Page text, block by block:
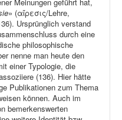
» (αἵρεσις/Lehre,
Ursprünglich verstand
durch eine
philosophische
nenne man heute den
einer Typologie, die
(136). Hier hätte
Publikationen zum Thema
können. Auch im
bemerkenswerten